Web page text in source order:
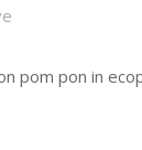
pom pon in